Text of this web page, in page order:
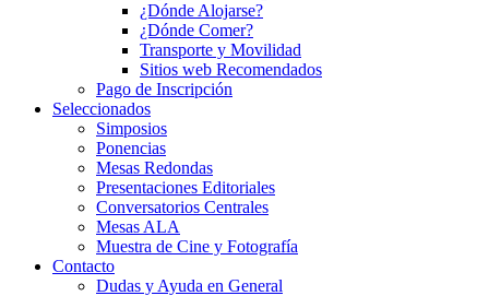
¿Dónde Alojarse?
¿Dónde Comer?
Transporte y Movilidad
Sitios web Recomendados
Pago de Inscripción
Seleccionados
Simposios
Ponencias
Mesas Redondas
Presentaciones Editoriales
Conversatorios Centrales
Mesas ALA
Muestra de Cine y Fotografía
Contacto
Dudas y Ayuda en General